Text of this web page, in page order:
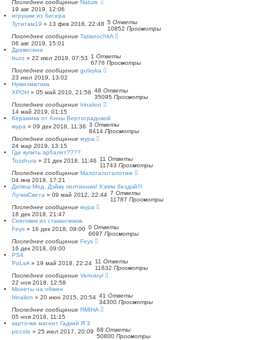
Последнее сообщение Nature
19 авг 2019, 12:06
игрушки из бисера
Тутитам19 » 13 фев 2016, 22:48 5 Ответы
10852 Просмотры
Последнее сообщение TatianochkA
06 авг 2019, 15:01
Древесина
buzz » 22 июл 2019, 07:53 1 Ответы
6776 Просмотры
Последнее сообщение gulayka
23 июл 2019, 13:02
Нумизматика
XPOH » 05 май 2010, 21:56 48 Ответы
35095 Просмотры
Последнее сообщение Irinalion
14 май 2019, 01:15
Керамика от Анны Вертоградовой
мура » 09 дек 2018, 11:36 3 Ответы
8414 Просмотры
Последнее сообщение мура
24 мар 2019, 13:15
Где купить арбалет????
Tozshura » 21 дек 2018, 11:46 11 Ответы
11743 Просмотры
Последнее сообщение Малогалоталотим
04 янв 2019, 17:21
Депеш Мод. Дэйву полтинник! Хэппи бездэй!!!
ЛучикСвета » 09 май 2012, 22:44 7 Ответы
11787 Просмотры
Последнее сообщение мура
18 дек 2018, 21:47
Снеговик из стаканчиков.
Feys » 16 дек 2018, 09:00 0 Ответы
6697 Просмотры
Последнее сообщение Feys
16 дек 2018, 09:00
PS4
PoLsA » 19 май 2018, 22:24 11 Ответы
11632 Просмотры
Последнее сообщение Vertokryl
22 ноя 2018, 12:58
Монеты на обмен
Irinalion » 20 июн 2015, 20:54 41 Ответы
34300 Просмотры
Последнее сообщение RMIHA
05 ноя 2018, 11:15
карточки магнит Гадкий Я 3
piccolo » 25 июл 2017, 20:09 68 Ответы
50800 Просмотры